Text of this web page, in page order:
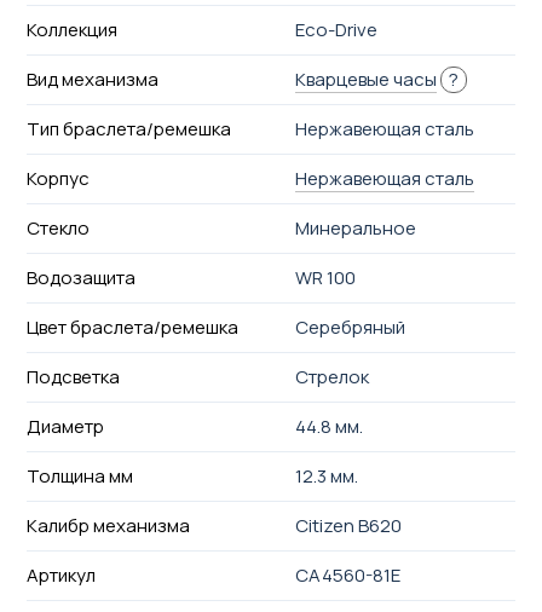
Коллекция
Eco-Drive
Вид механизма
Кварцевые часы ?
Тип браслета/ремешка
Нержавеющая сталь
Корпус
Нержавеющая сталь
Стекло
Минеральное
Водозащита
WR 100
Цвет браслета/ремешка
Серебряный
Подсветка
Стрелок
Диаметр
44.8 мм.
Толщина мм
12.3 мм.
Калибр механизма
Citizen B620
Артикул
CA4560-81E